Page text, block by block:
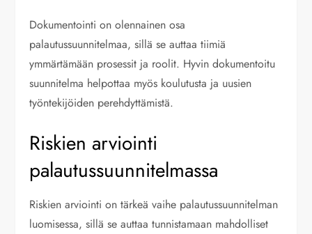
Dokumentointi on olennainen osa
palautussuunnitelmaa, sillä se auttaa tiimiä
ymmärtämään prosessit ja roolit. Hyvin dokumentoitu
suunnitelma helpottaa myös koulutusta ja uusien
työntekijöiden perehdyttämistä.
Riskien arviointi
palautussuunnitelmassa
Riskien arviointi on tärkeä vaihe palautussuunnitelman
luomisessa, sillä se auttaa tunnistamaan mahdolliset